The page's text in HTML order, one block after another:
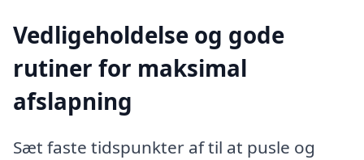
Vedligeholdelse og gode
rutiner for maksimal
afslapning
Sæt faste tidspunkter af til at pusle og